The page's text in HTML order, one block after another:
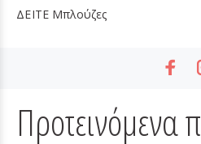
ΔΕΙΤΕ Μπλούζες
Προτεινόμενα